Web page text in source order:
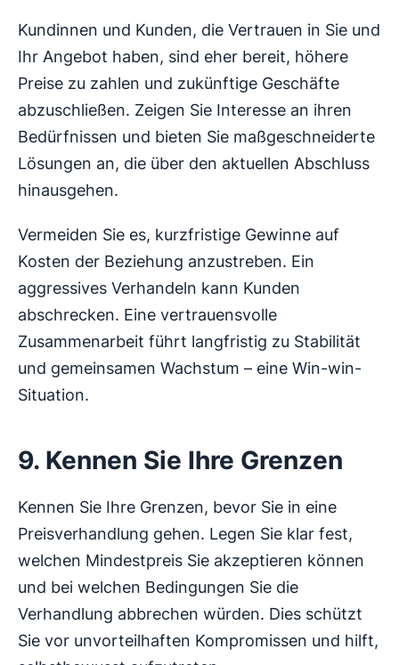
Kundinnen und Kunden, die Vertrauen in Sie und
Ihr Angebot haben, sind eher bereit, höhere
Preise zu zahlen und zukünftige Geschäfte
abzuschließen. Zeigen Sie Interesse an ihren
Bedürfnissen und bieten Sie maßgeschneiderte
Lösungen an, die über den aktuellen Abschluss
hinausgehen.
Vermeiden Sie es, kurzfristige Gewinne auf
Kosten der Beziehung anzustreben. Ein
aggressives Verhandeln kann Kunden
abschrecken. Eine vertrauensvolle
Zusammenarbeit führt langfristig zu Stabilität
und gemeinsamen Wachstum – eine Win-win-
Situation.
9. Kennen Sie Ihre Grenzen
Kennen Sie Ihre Grenzen, bevor Sie in eine
Preisverhandlung gehen. Legen Sie klar fest,
welchen Mindestpreis Sie akzeptieren können
und bei welchen Bedingungen Sie die
Verhandlung abbrechen würden. Dies schützt
Sie vor unvorteilhaften Kompromissen und hilft,